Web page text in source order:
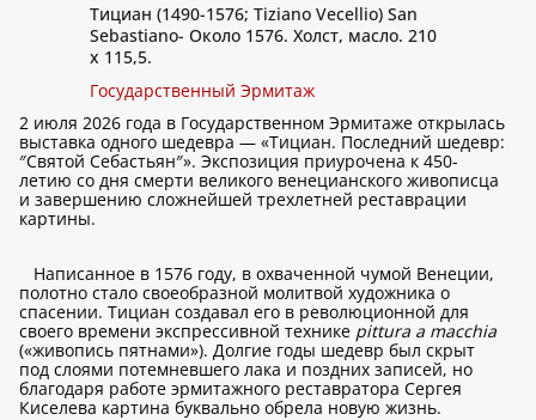
Тициан (1490-1576; Tiziano Vecellio) San
Sebastiano- Около 1576. Холст, масло. 210
x 115,5.
Государственный Эрмитаж
2 июля 2026 года в Государственном Эрмитаже открылась
выставка одного шедевра — «Тициан. Последний шедевр:
″Святой Себастьян″». Экспозиция приурочена к 450-
летию со дня смерти великого венецианского живописца
и завершению сложнейшей трехлетней реставрации
картины.
Написанное в 1576 году, в охваченной чумой Венеции,
полотно стало своеобразной молитвой художника о
спасении. Тициан создавал его в революционной для
своего времени экспрессивной технике pittura a macchia
(«живопись пятнами»). Долгие годы шедевр был скрыт
под слоями потемневшего лака и поздних записей, но
благодаря работе эрмитажного реставратора Сергея
Киселева картина буквально обрела новую жизнь.